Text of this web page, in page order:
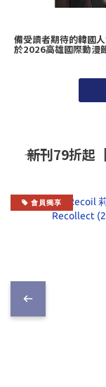
備受讀者期待的韓國
於2026高雄國際動漫
―― 新刊79折
會員獨享